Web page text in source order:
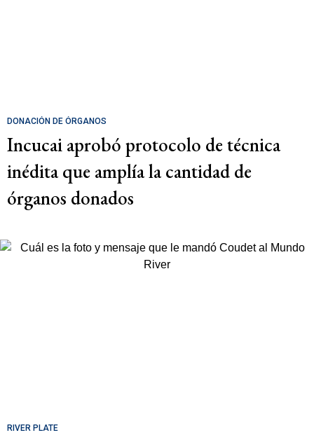
DONACIÓN DE ÓRGANOS
Incucai aprobó protocolo de técnica
inédita que amplía la cantidad de
órganos donados
RIVER PLATE